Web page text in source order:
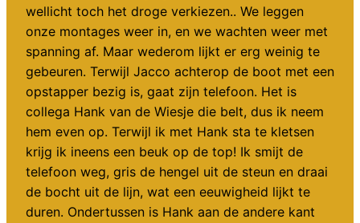
wellicht toch het droge verkiezen.. We leggen
onze montages weer in, en we wachten weer met
spanning af. Maar wederom lijkt er erg weinig te
gebeuren. Terwijl Jacco achterop de boot met een
opstapper bezig is, gaat zijn telefoon. Het is
collega Hank van de Wiesje die belt, dus ik neem
hem even op. Terwijl ik met Hank sta te kletsen
krijg ik ineens een beuk op de top! Ik smijt de
telefoon weg, gris de hengel uit de steun en draai
de bocht uit de lijn, wat een eeuwigheid lijkt te
duren. Ondertussen is Hank aan de andere kant